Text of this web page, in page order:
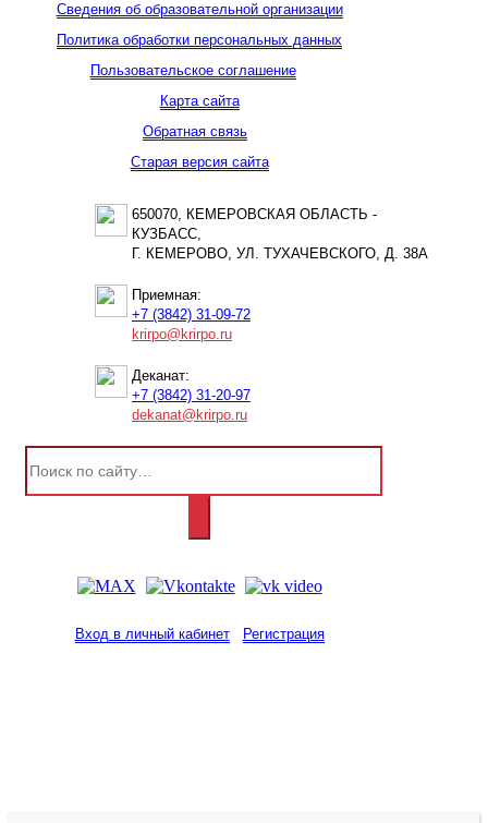
Сведения об образовательной организации
Политика обработки персональных данных
Пользовательское соглашение
Карта сайта
Обратная связь
Старая версия сайта
650070, КЕМЕРОВСКАЯ ОБЛАСТЬ -
КУЗБАСС,
Г. КЕМЕРОВО, УЛ. ТУХАЧЕВСКОГО, Д. 38А
Приемная:
+7 (3842) 31-09-72
krirpo@krirpo.ru
Деканат:
+7 (3842) 31-20-97
dekanat@krirpo.ru
Вход в личный кабинет Регистрация